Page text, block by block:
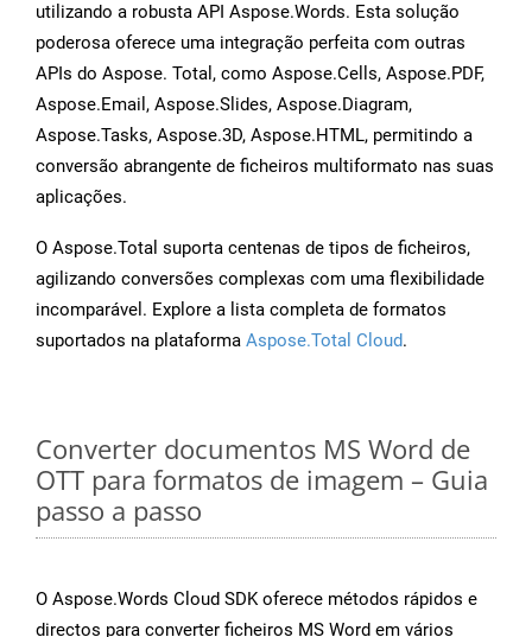
utilizando a robusta API Aspose.Words. Esta solução
poderosa oferece uma integração perfeita com outras
APIs do Aspose. Total, como Aspose.Cells, Aspose.PDF,
Aspose.Email, Aspose.Slides, Aspose.Diagram,
Aspose.Tasks, Aspose.3D, Aspose.HTML, permitindo a
conversão abrangente de ficheiros multiformato nas suas
aplicações.
O Aspose.Total suporta centenas de tipos de ficheiros,
agilizando conversões complexas com uma flexibilidade
incomparável. Explore a lista completa de formatos
suportados na plataforma Aspose.Total Cloud.
Converter documentos MS Word de
OTT para formatos de imagem – Guia
passo a passo
O Aspose.Words Cloud SDK oferece métodos rápidos e
directos para converter ficheiros MS Word em vários